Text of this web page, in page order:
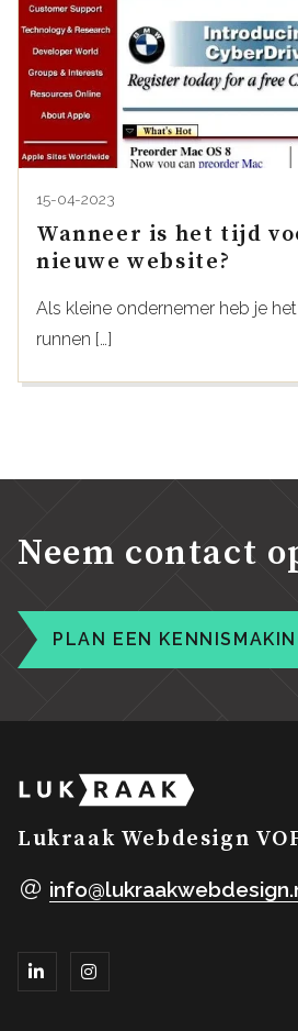
15-04-2023
Wanneer is het tijd
nieuwe website?
Als kleine ondernemer heb je
runnen […]
Neem contact
PLAN EEN
Lukraak Webdesign